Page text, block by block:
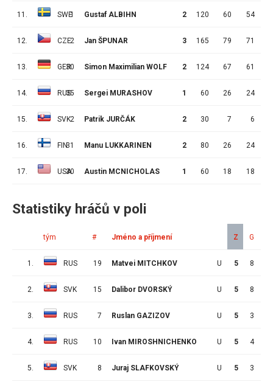
11. SWE1 Gustaf ALBIHN 2 120 60 54
12. CZE2 Jan ŠPUNAR 3 165 79 71
13. GER
30 Simon Maximilian WOLF 2 124 67 61
14. RUS
35 Sergei MURASHOV 1 60 26 24
15. SVK2 Patrik JURČÁK 2 30 7 6
16. FIN31 Manu LUKKARINEN 2 80 26 24
17. USA
30 Austin MCNICHOLAS 1 60 18 18
Statistiky hráčů v poli
tým # Jméno a příjmení Z G
1. RUS 19 Matvei MITCHKOV U 5 8
2. SVK 15 Dalibor DVORSKÝ U 5 8
3. RUS 7 Ruslan GAZIZOV U 5 3
4. RUS 10 Ivan MIROSHNICHENKO U 5 4
5. SVK 8 Juraj SLAFKOVSKÝ U 5 3